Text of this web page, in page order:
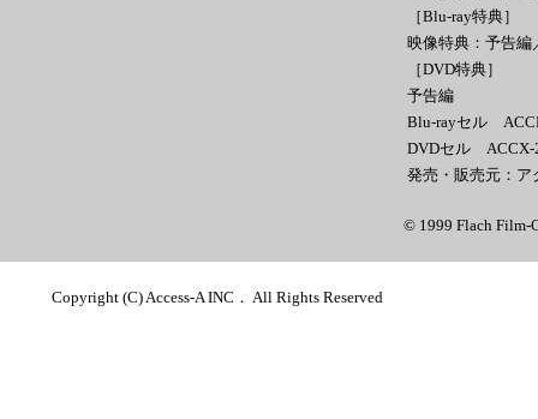
［Blu-ray特典］
映像特典：予告編
［DVD特典］
予告編
Blu-rayセル
DVDセル ACCX-
発売・販売元：ア
© 1999 Flach
Copyright (C) Access-A INC． All Rights Reserved